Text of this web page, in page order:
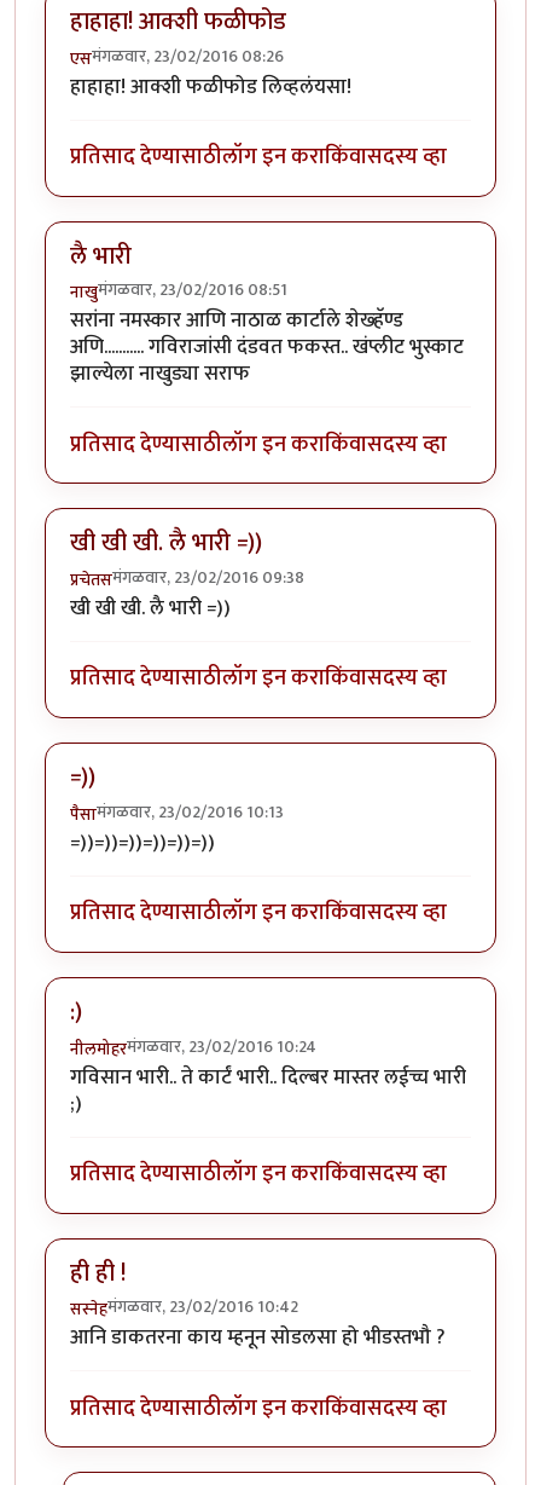
हाहाहा! आक्शी फळीफोड
एसमंगळवार, 23/02/2016 08:26
हाहाहा! आक्शी फळीफोड लिव्हलंयसा!
प्रतिसाद देण्यासाठीलॉग इन कराकिंवासदस्य व्हा
लै भारी
नाखुमंगळवार, 23/02/2016 08:51
सरांना नमस्कार आणि नाठाळ कार्टाले शेख्हॅण्ड
अणि........... गविराजांसी दंडवत फकस्त.. खंप्लीट भुस्काट
झाल्येला नाखुड्या सराफ
प्रतिसाद देण्यासाठीलॉग इन कराकिंवासदस्य व्हा
खी खी खी. लै भारी =))
प्रचेतसमंगळवार, 23/02/2016 09:38
खी खी खी. लै भारी =))
प्रतिसाद देण्यासाठीलॉग इन कराकिंवासदस्य व्हा
=))
पैसामंगळवार, 23/02/2016 10:13
=))=))=))=))=))=))
प्रतिसाद देण्यासाठीलॉग इन कराकिंवासदस्य व्हा
:)
नीलमोहरमंगळवार, 23/02/2016 10:24
गविसान भारी.. ते कार्टं भारी.. दिल्बर मास्तर लईच्च भारी
;)
प्रतिसाद देण्यासाठीलॉग इन कराकिंवासदस्य व्हा
ही ही !
सस्नेहमंगळवार, 23/02/2016 10:42
आनि डाकतरना काय म्हनून सोडलसा हो भीडस्तभौ ?
प्रतिसाद देण्यासाठीलॉग इन कराकिंवासदस्य व्हा